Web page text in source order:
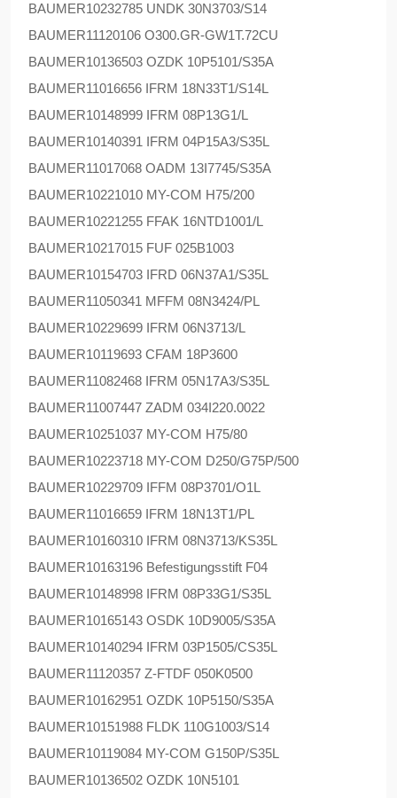
BAUMER10232785 UNDK 30N3703/S14
BAUMER11120106 O300.GR-GW1T.72CU
BAUMER10136503 OZDK 10P5101/S35A
BAUMER11016656 IFRM 18N33T1/S14L
BAUMER10148999 IFRM 08P13G1/L
BAUMER10140391 IFRM 04P15A3/S35L
BAUMER11017068 OADM 13I7745/S35A
BAUMER10221010 MY-COM H75/200
BAUMER10221255 FFAK 16NTD1001/L
BAUMER10217015 FUF 025B1003
BAUMER10154703 IFRD 06N37A1/S35L
BAUMER11050341 MFFM 08N3424/PL
BAUMER10229699 IFRM 06N3713/L
BAUMER10119693 CFAM 18P3600
BAUMER11082468 IFRM 05N17A3/S35L
BAUMER11007447 ZADM 034I220.0022
BAUMER10251037 MY-COM H75/80
BAUMER10223718 MY-COM D250/G75P/500
BAUMER10229709 IFFM 08P3701/O1L
BAUMER11016659 IFRM 18N13T1/PL
BAUMER10160310 IFRM 08N3713/KS35L
BAUMER10163196 Befestigungsstift F04
BAUMER10148998 IFRM 08P33G1/S35L
BAUMER10165143 OSDK 10D9005/S35A
BAUMER10140294 IFRM 03P1505/CS35L
BAUMER11120357 Z-FTDF 050K0500
BAUMER10162951 OZDK 10P5150/S35A
BAUMER10151988 FLDK 110G1003/S14
BAUMER10119084 MY-COM G150P/S35L
BAUMER10136502 OZDK 10N5101